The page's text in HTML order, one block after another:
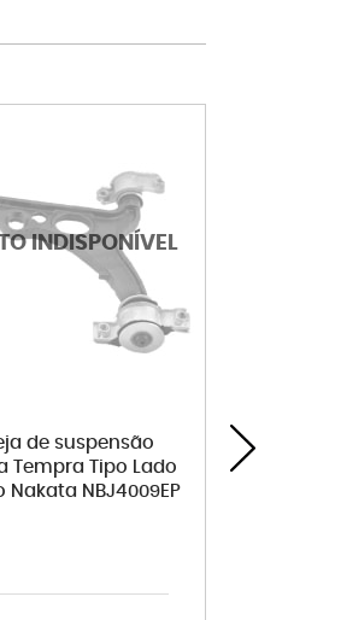
de suspensão
Tempra Tipo Lado
Nakata NBJ4009EP